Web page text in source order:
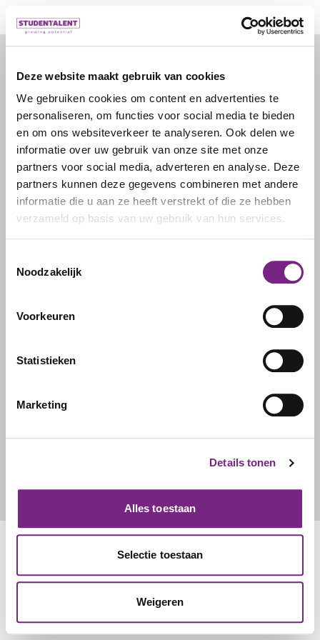
Deze website maakt gebruik van cookies
We gebruiken cookies om content en advertenties te
personaliseren, om functies voor social media te bieden
en om ons websiteverkeer te analyseren. Ook delen we
informatie over uw gebruik van onze site met onze
partners voor social media, adverteren en analyse. Deze
partners kunnen deze gegevens combineren met andere
informatie die u aan ze heeft verstrekt of die ze hebben
verzameld op basis van uw gebruik van hun services.
Noodzakelijk
Voorkeuren
Statistieken
Marketing
Details tonen
Alles toestaan
Selectie toestaan
Weigeren
© 2026 door studentalent.nl
IK ZOEK WERK
Inschrijven als uitzendkracht
IK ZOEK PERSONEEL
Inschrijven als werkgever
STUDENTALENT
010 270 7090